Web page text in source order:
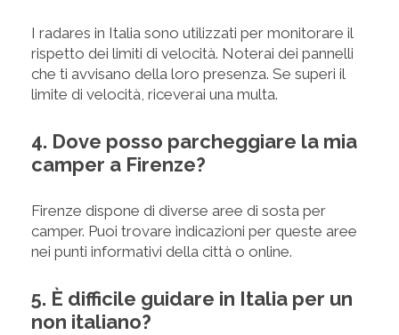
I radares in Italia sono utilizzati per monitorare il
rispetto dei limiti di velocità. Noterai dei pannelli
che ti avvisano della loro presenza. Se superi il
limite di velocità, riceverai una multa.
4. Dove posso parcheggiare la mia
camper a Firenze?
Firenze dispone di diverse aree di sosta per
camper. Puoi trovare indicazioni per queste aree
nei punti informativi della città o online.
5. È difficile guidare in Italia per un
non italiano?